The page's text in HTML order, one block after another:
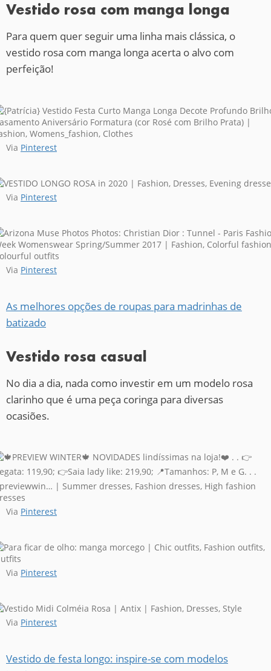
Vestido rosa com manga longa
Para quem quer seguir uma linha mais clássica, o
vestido rosa com manga longa acerta o alvo com
perfeição!
Via Pinterest
Via Pinterest
Via Pinterest
As melhores opções de roupas para madrinhas de
batizado
Vestido rosa casual
No dia a dia, nada como investir em um modelo rosa
clarinho que é uma peça coringa para diversas
ocasiões.
Via Pinterest
Via Pinterest
Via Pinterest
Vestido de festa longo: inspire-se com modelos